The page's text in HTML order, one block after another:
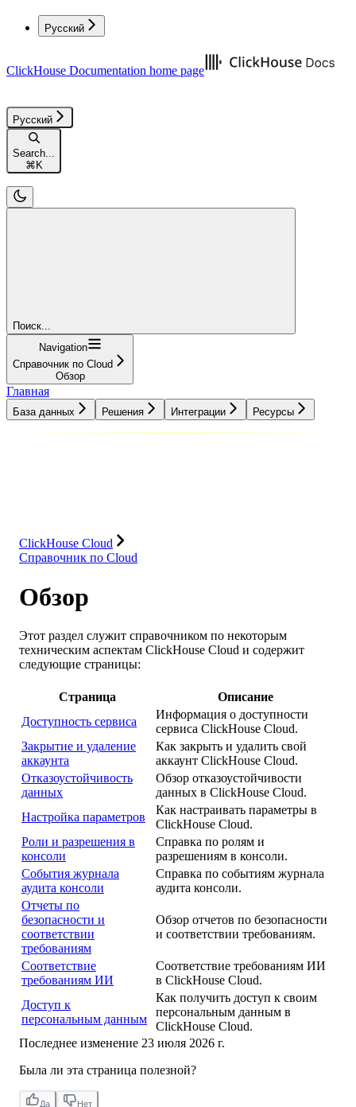
Русский
ClickHouse Documentation home page
Русский
Search...
⌘ K
Поиск...
Navigation
Справочник по Cloud
Обзор
Главная
База данных Решения Интеграции Ресурсы
ClickHouse Cloud
Справочник по Cloud
Обзор
Этот раздел служит справочником по некоторым
техническим аспектам ClickHouse Cloud и содержит
следующие страницы:
Страница
Описание
Доступность сервиса
Информация о доступности
сервиса ClickHouse Cloud.
Закрытие и удаление
аккаунта
Как закрыть и удалить свой
аккаунт ClickHouse Cloud.
Отказоустойчивость
данных
Обзор отказоустойчивости
данных в ClickHouse Cloud.
Настройка параметров
Как настраивать параметры в
ClickHouse Cloud.
Роли и разрешения в
консоли
Справка по ролям и
разрешениям в консоли.
События журнала
аудита консоли
Справка по событиям журнала
аудита консоли.
Отчеты по
безопасности и
соответствии
требованиям
Обзор отчетов по безопасности
и соответствии требованиям.
Соответствие
требованиям ИИ
Соответствие требованиям ИИ
в ClickHouse Cloud.
Доступ к
персональным данным
Как получить доступ к своим
персональным данным в
ClickHouse Cloud.
Последнее изменение 23 июля 2026 г.
Была ли эта страница полезной?
Да Нет